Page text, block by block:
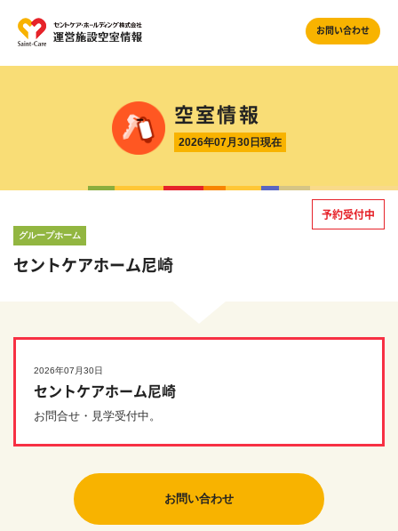
お問い合わせ
空室情報
2026年07月30日現在
グループホーム
セントケアホーム尼崎
予約受付中
2026年07月30日
セントケアホーム尼崎
お問合せ・見学受付中。
お問い合わせ